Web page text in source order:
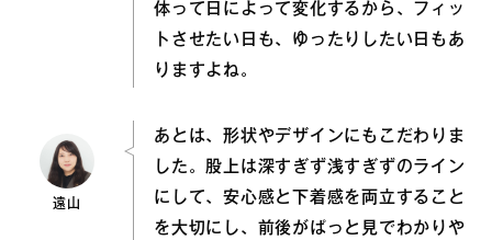
体って日によって変化するから、フィッ
トさせたい日も、ゆったりしたい日もあ
りますよね。
遠山
あとは、形状やデザインにもこだわりま
した。股上は深すぎず浅すぎずのライン
にして、安心感と下着感を両立すること
を大切にし、前後がぱっと見でわかりや